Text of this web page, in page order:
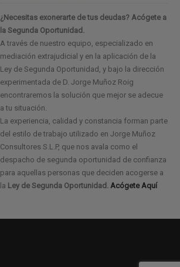
¿Necesitas exonerarte de tus deudas? Acógete a
la Segunda Oportunidad.
A través de nuestro equipo, especializado en
mediación extrajudicial y en la aplicación de la
Ley de Segunda Oportunidad, y bajo la dirección
experimentada de D. Jorge Muñoz Roig
encontraremos la solución que mejor se adecue
a tu situación.
La experiencia, calidad y constancia forman parte
del estilo de trabajo utilizado en Jorge Muñoz
Consultores S.L.P, que nos avala como el
despacho de segunda oportunidad de confianza
para aquellas personas que deciden acogerse a
la Ley de Segunda Oportunidad.Acógete Aquí